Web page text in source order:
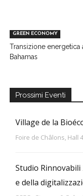
GREEN ECONOMY
Transizione energetica
Bahamas
Prossimi Eventi
Village de la
Foire de Châlons, Hall
Studio
e della